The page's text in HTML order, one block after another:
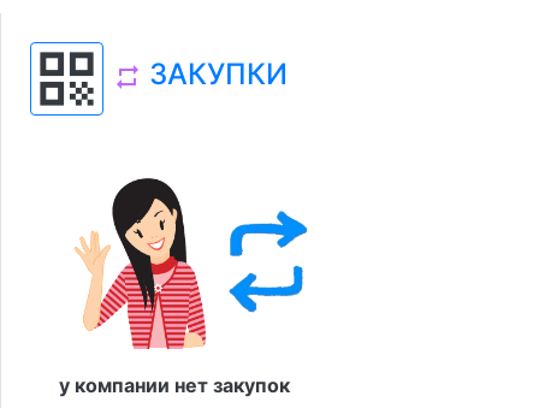
qr_code repeat ЗАКУПКИ
у компании нет закупок